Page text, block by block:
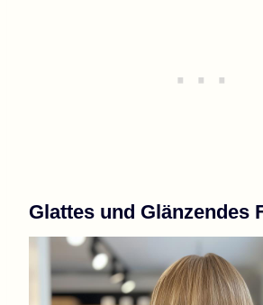
Glattes und Glänzendes